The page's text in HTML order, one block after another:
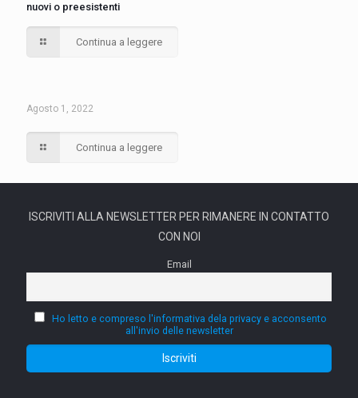
nuovi o preesistenti
Continua a leggere
Agosto 1, 2022
Continua a leggere
ISCRIVITI ALLA NEWSLETTER PER RIMANERE IN CONTATTO
CON NOI
Email
Ho letto e compreso l'informativa dela privacy e acconsento
all'invio delle newsletter